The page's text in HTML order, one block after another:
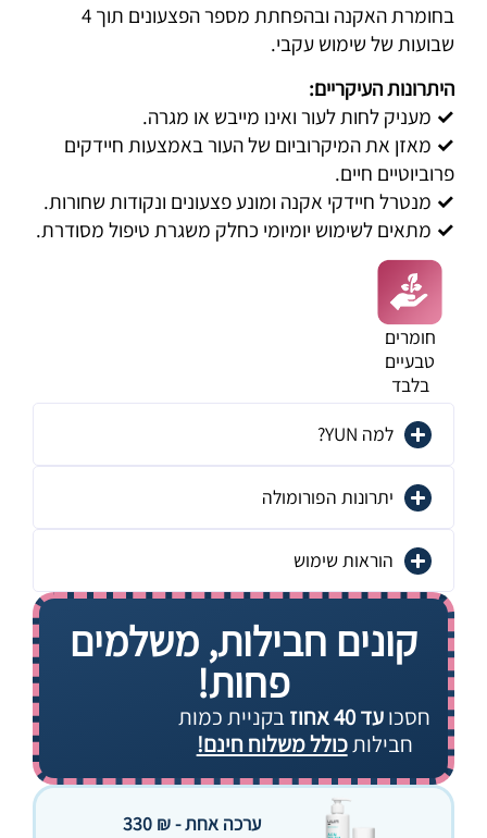
בחומרת האקנה ובהפחתת מספר הפצעונים תוך 4
שבועות של שימוש עקבי.
היתרונות העיקריים:
✓ מעניק לחות לעור ואינו מייבש או מגרה.
✓ מאזן את המיקרוביום של העור באמצעות חיידקים
פרוביוטיים חיים.
✓ מנטרל חיידקי אקנה ומונע פצעונים ונקודות שחורות.
✓ מתאים לשימוש יומיומי כחלק משגרת טיפול מסודרת.
חומרים
טבעיים
בלבד
למה YUN?
יתרונות הפורומולה
הוראות שימוש
קונים חבילות, משלמים
פחות!
חסכועד 40 אחוז
בקניית כמות
חבילותכולל משלוח חינם!
ערכה אחת - ₪ 330